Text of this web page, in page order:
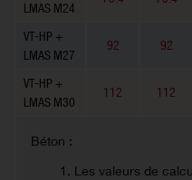
LMAS M24
VT-HP +
LMAS M27
92 92
VT-HP +
LMAS M30
112 112
Béton :
Les valeurs de